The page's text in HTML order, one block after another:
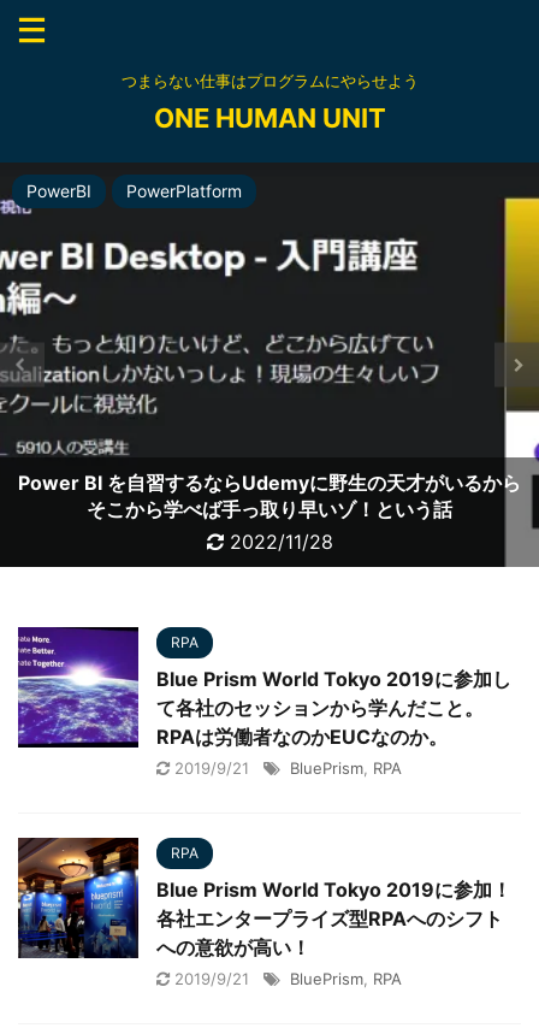
つまらない仕事はプログラムにやらせよう
ONE HUMAN UNIT
API DataManagement
Udemy APIコースの学習記録
2023/10/10
PowerApps PowerAutomate
Power Apps ,Power Automateを自習するならやっぱり
Udemyに野生の天才がいるから手っ取り早いゾ！という話
2022/12/7
PowerBI PowerPlatform
Power BI を自習するならUdemyに野生の天才がいるから
そこから学べば手っ取り早いゾ！という話
2022/11/28
RPA 内部統制
Power Automate DeskTopがもたらすリスクについて考
えてみた
2021/3/10
資格
元RPA開発者が無料でMicrosoft Certified: Power
Platform Fundamentals PL-900認定資格にチャレンジし
た話
2022/11/18
資格
【デジタルバッジの使い方】Microsoft AZ-900を
Acclaimに連携しデジタルバッジをlinkedInに登録してみよ
う
2021/2/8
資格
非インフラ情シスが無料でAZ-900 Microsoft Azure
Fundamentalsに挑み合格した話
2022/11/28
上流工程
BABOKで超上流工程の要求定義プロセスを成功させたい
2022/11/28
資格
Excel VBAエキスパート スタンダードに合格するために勉
強する
2021/2/26
資格
非インフラ情シスが無料でAZ-900 Microsoft Azure
Fundamentalsに挑み合格できるか
2022/11/28
RPA
Blue Prism World Tokyo 2019に参加し
て各社のセッションから学んだこと。
RPAは労働者なのかEUCなのか。
2019/9/21 BluePrism RPA
RPA
Blue Prism World Tokyo 2019に参加！
各社エンタープライズ型RPAへのシフト
への意欲が高い！
2019/9/21 BluePrism RPA